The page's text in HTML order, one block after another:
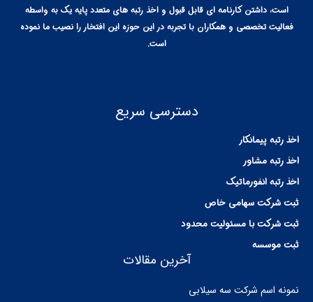
آخرین مقالات
نمونه اسم شرکت سه سیلابی
دسترسی سریع
اخذ رتبه پیمانکار
اخذ رتبه مشاور
اخذ رتبه انفورماتیک
ثبت شرکت سهامی خاص
ثبت شرکت با مسئولیت محدود
ثبت موسسه
است، داشتن کارنامه ای قابل قبول و اخذ رتبه های متعدد پایه یک به واسطه
فعالیت تخصصی و همکاران با تجربه در این حوزه این افتخار را نصیب ما نموده
است.